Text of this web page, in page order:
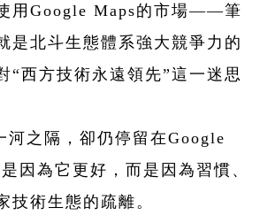
用Google Maps的市場——筆
是北斗生態體系強大競爭力的
“西方技術永遠領先”這一迷思
河之隔，卻仍停留在Google
因為它更好，而是因為習慣、
技術生態的疏離。